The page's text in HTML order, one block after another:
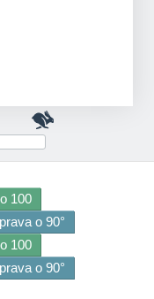
o 90°
100
o 90°
100